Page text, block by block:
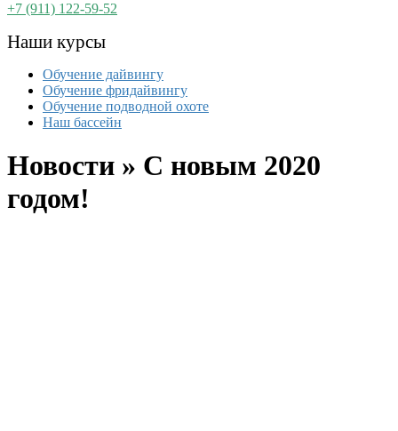
+7 (911) 122-59-52
Наши курсы
Обучение дайвингу
Обучение фридайвингу
Обучение подводной охоте
Наш бассейн
Новости » С новым 2020
годом!